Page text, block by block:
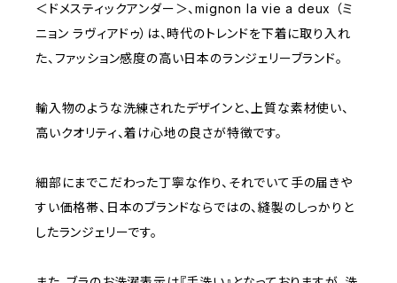
＜ドメスティックアンダー＞、mignon la vie a deux （ミ
ニョン ラヴィアドゥ）は、時代のトレンドを下着に取り入れ
た、ファッション感度の高い日本のランジェリーブランド。
輸入物のような洗練されたデザインと、上質な素材使い、
高いクオリティ、着け心地の良さが特徴です。
細部にまでこだわった丁寧な作り、それでいて手の届きや
すい価格帯、日本のブランドならではの、縫製のしっかりと
したランジェリーです。